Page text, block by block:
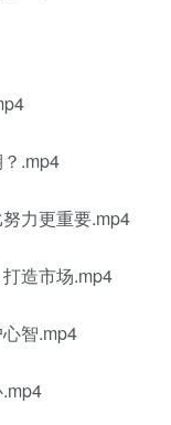
.mp4
力更重要.mp4
造市场.mp4
智.mp4